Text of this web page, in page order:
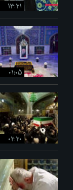
۱۳:۲۱
۰۱:۰۵
۰۲:۲۰